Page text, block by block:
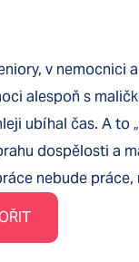
v nemocnici
alespoň s
ubíhal čas. A to
dospělosti a
nebude práce,